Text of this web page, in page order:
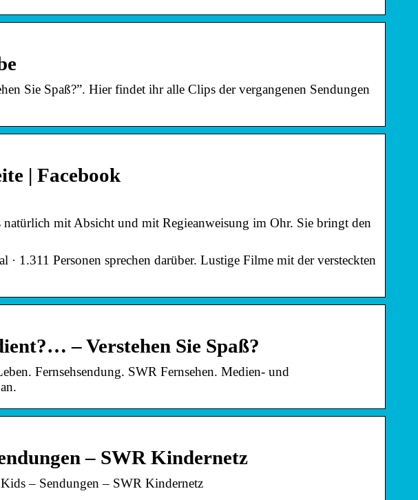
Sie Spaß?”. Hier findet ihr alle Clips der vergangenen Sendungen
| Facebook
mit Absicht und mit Regieanweisung im Ohr. Sie bringt den
1.311 Personen sprechen darüber. Lustige Filme mit der versteckten
– Verstehen Sie Spaß?
Fernsehsendung. SWR Fernsehen. Medien- und
– SWR Kindernetz
– Sendungen – SWR Kindernetz